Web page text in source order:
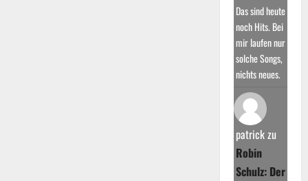
Das sind heute
noch Hits. Bei
mir laufen nur
solche Songs,
nichts neues.
patrickzu
Robin
Schulz: Der